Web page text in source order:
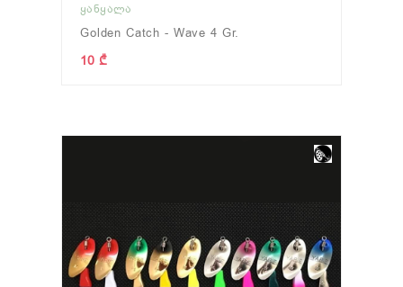
ᲧᲐᲜᲧᲐᲚᲐ
Golden Catch - Wave 4 Gr.
10 ₾